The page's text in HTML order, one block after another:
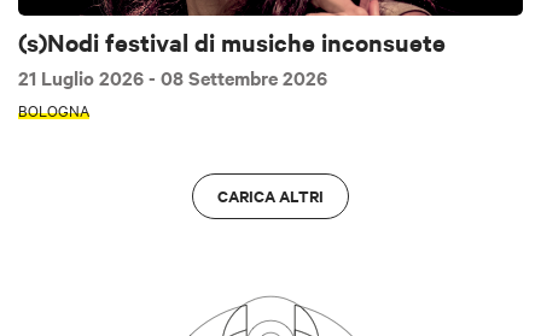
(s)Nodi festival di musiche inconsuete
21 Luglio 2026- 08 Settembre 2026
BOLOGNA
CARICA ALTRI